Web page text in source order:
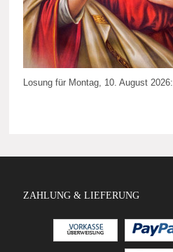
Losung für Montag, 10. August 2026:
ZAHLUNG & LIEFERUNG